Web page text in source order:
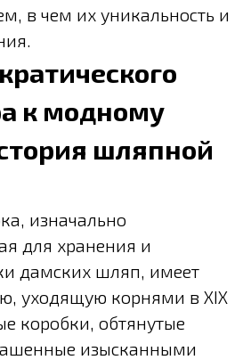
в чем их уникальность и
к модному
шляпной
изначально
для хранения и
дамских шляп, имеет
уходящую корнями в XIX
коробки, обтянутые
изысканными